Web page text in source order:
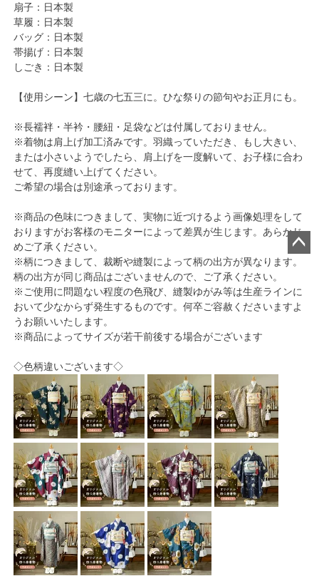
扇子：日本製
草履：日本製
バッグ：日本製
帯揚げ：日本製
しごき：日本製
【使用シーン】七歳の七五三に。ひな祭りの節句やお正月にも。
※長襦袢・半衿・腰紐・足袋などは付属しておりません。
※着物は肩上げ加工済みです。羽織っていただき、もし大きい、
または小さいようでしたら、肩上げを一度解いて、お子様に合わ
せて、再度縫い上げてください。
ご希望の場合は別途承っております。
※商品の色味につきまして、実物に近づけるよう画像処理をして
おりますがお客様のモニターによって差異が生じます。あらかじ
めご了承ください。
※柄につきまして、裁断や縫製によって柄の出方が異なります。
柄の出方が同じ商品はございませんので、ご了承ください。
※ご使用に問題ない程度の色飛び、縫製ゆがみ等は生産ラインに
おいて少なからず発生するものです。何卒ご容赦くださいますよ
うお願いいたします。
※商品によってサイズが若干前後する場合がございます
◇色柄違いございます◇
ペー
ップ
へ